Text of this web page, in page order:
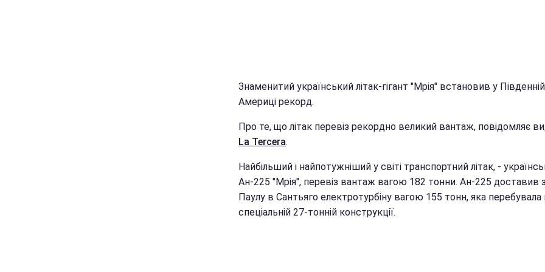
Знаменитий український літак-гігант "Мрія" встановив у Південній
Америці рекорд.
Про те, що літак перевіз рекордно великий вантаж, повідомляє
La Tercera.
Найбільший і найпотужніший у світі транспортний літак, -
Ан-225 "Мрія", перевіз вантаж вагою 182 тонни. Ан-225 доставив
Паулу в Сантьяго електротурбіну вагою 155 тонн, яка перебувала
спеціальній 27-тонній конструкції.